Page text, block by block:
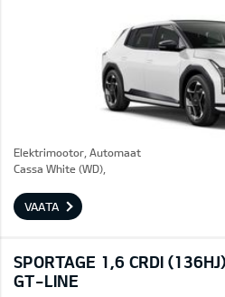
Elektrimootor, Automaat
Cassa White (WD),
VAATA
SPORTAGE 1,6 CRDI
GT-LINE